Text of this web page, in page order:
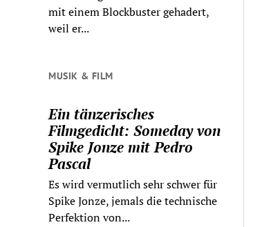
mit einem Blockbuster gehadert,
weil er...
MUSIK & FILM
Ein tänzerisches
Filmgedicht: Someday von
Spike Jonze mit Pedro
Pascal
Es wird vermutlich sehr schwer für
Spike Jonze, jemals die technische
Perfektion von...